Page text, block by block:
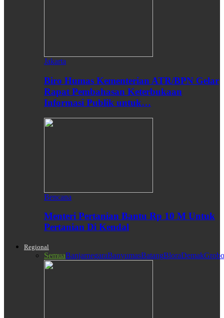
Jakarta
Biro Humas Kementerian ATR/BPN Gelar
Rapat Pembahasan Keterbukaan
Informasi Publik untuk…
Bencana
Menteri Pertanian Bantu Rp 10 M Untuk
Pertanian Di Kendal
Regional
SemuaBanjarnegaraBanyumasBatangBloraDemak